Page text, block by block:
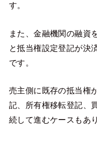
す。
また、金融機関の融資
と抵当権設定登記が決
です。
売主側に既存の抵当権
記、所有権移転登記、
続して進むケースもあ